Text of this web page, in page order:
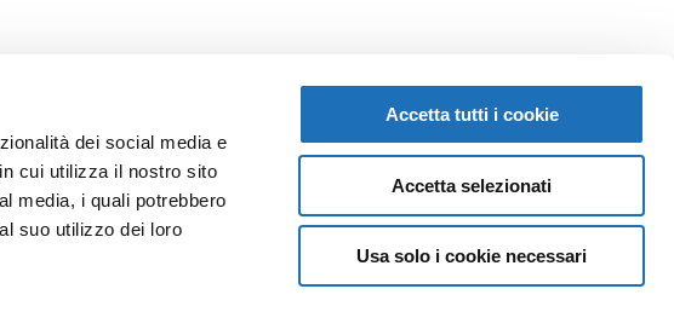
dei social media e
cui utilizza il nostro sito
media, i quali potrebbero
suo utilizzo dei loro
Accetta tutti i cookie
Accetta selezionati
Usa solo i cookie necessari
Iscriviti alla newsletter della Galleria
Leonardo e rimani aggiornato su eventi,